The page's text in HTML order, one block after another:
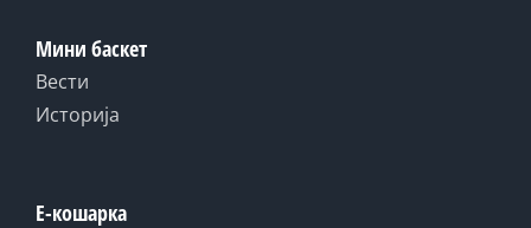
Мини баскет
Вести
Историја
Е-кошарка